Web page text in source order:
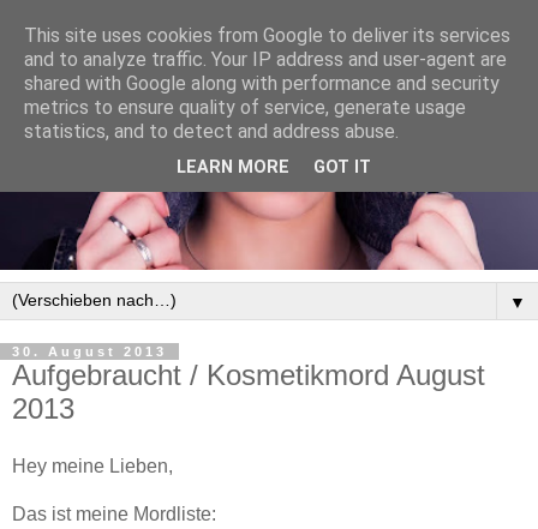
▼
30. August 2013
Aufgebraucht / Kosmetikmord August
2013
Hey meine Lieben,
Das ist meine Mordliste:
This site uses cookies from Google to deliver its services
and to analyze traffic. Your IP address and user-agent are
shared with Google along with performance and security
metrics to ensure quality of service, generate usage
statistics, and to detect and address abuse.
LEARN MORE GOT IT